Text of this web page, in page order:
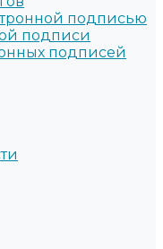
подписью
подписи
подписей